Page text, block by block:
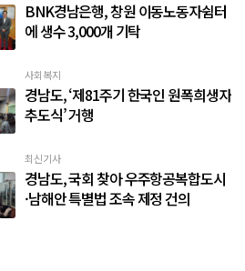
BNK경남은행, 창원 이동노동자쉼터
에 생수 3,000개 기탁
사회복지
경남도, ‘제81주기 한국인 원폭희생자
추도식’ 거행
최신기사
경남도, 국회 찾아 우주항공복합도시
·남해안 특별법 조속 제정 건의